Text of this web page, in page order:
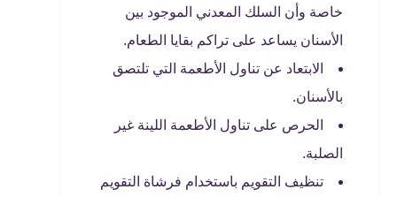
خاصة وأن السلك المعدني الموجود بين
الأسنان يساعد على تراكم بقايا الطعام.
الابتعاد عن تناول الأطعمة التي تلتصق
بالأسنان.
الحرص على تناول الأطعمة اللينة غير
الصلبة.
تنظيف التقويم باستخدام فرشاة التقويم